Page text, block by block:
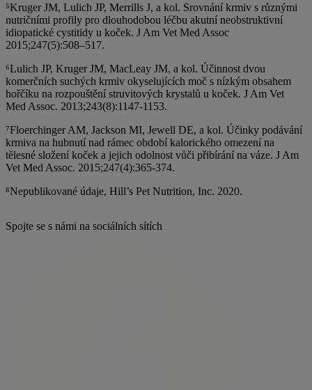
⁵Kruger JM, Lulich JP, Merrills J, a kol. Srovnání krmiv s různými
nutričními profily pro dlouhodobou léčbu akutní neobstruktivní
idiopatické cystitidy u koček. J Am Vet Med Assoc
2015;247(5):508–517.
⁶Lulich JP, Kruger JM, MacLeay JM, a kol. Účinnost dvou
komerčních suchých krmiv okyselujících moč s nízkým obsahem
hořčíku na rozpouštění struvitových krystalů u koček. J Am Vet
Med Assoc. 2013;243(8):1147-1153.
⁷Floerchinger AM, Jackson MI, Jewell DE, a kol. Účinky podávání
krmiva na hubnutí nad rámec období kalorického omezení na
tělesné složení koček a jejich odolnost vůči přibírání na váze. J Am
Vet Med Assoc. 2015;247(4):365-374.
⁸Nepublikované údaje, Hill’s Pet Nutrition, Inc. 2020.
Spojte se s námi na sociálních sítích